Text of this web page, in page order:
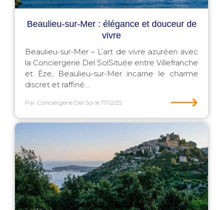
Beaulieu-sur-Mer : élégance et douceur de
vivre
Beaulieu-sur-Mer – L’art de vivre azuréen avec
la Conciergerie Del SolSituée entre Villefranche
et Èze, Beaulieu-sur-Mer incarne le charme
discret et raffiné...
Par Conciergerie Del Sol le 17/12/25 ⟶